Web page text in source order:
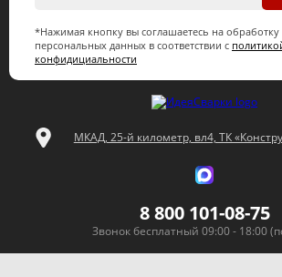
*Нажимая кнопку вы соглашаетесь на
персональных данных в соответствии с
конфидициальности
МКАД, 25-й километр, вл4, ТК
8 800 101-08-75
Звонок бесплатный 09:00 - 18:00